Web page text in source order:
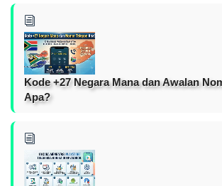
Kode +27 Negara Mana dan Awalan
Apa?